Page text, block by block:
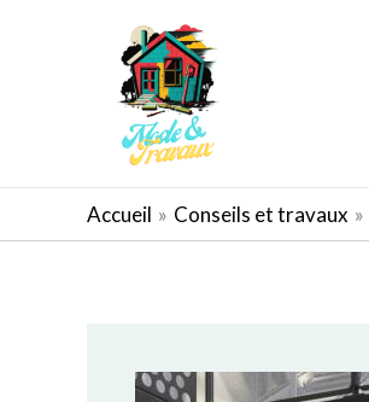
Accueil Conseils et travaux